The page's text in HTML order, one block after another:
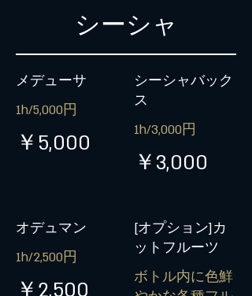
シーシャ
メデューサ
1h/5,000円
￥5,000
シーシャバック
ス
1h/3,000円
￥3,000
オデュマン
1h/2,500円
[オプション]カ
ットフルーツ
ボトル内に色鮮